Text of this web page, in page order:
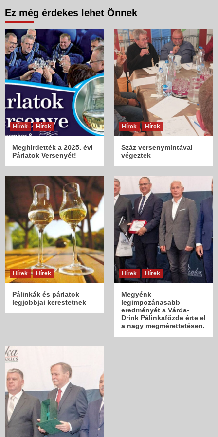
Ez még érdekes lehet Önnek
Hírek Hírek
Meghirdették a 2025. évi
Párlatok Versenyét!
Hírek Hírek
Száz versenymintával
végeztek
Hírek Hírek
Pálinkák és párlatok
legjobbjai kerestetnek
Hírek Hírek
Megyénk
legimpozánasabb
eredményét a Várda-
Drink Pálinkafőzde érte el
a nagy megmérettetésen.